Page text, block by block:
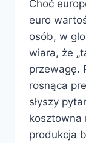
Choć
euro
osób, w
wiara, że
przewagę.
rosnąca
słyszy
kosztowna
produkcja